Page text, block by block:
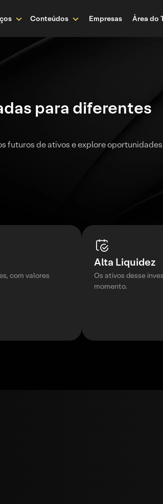
Conteúdos Empresas Área do
para diferentes
futuros de ativos e explore
com valores
Alta Liquidez
Os ativos desse
momento.